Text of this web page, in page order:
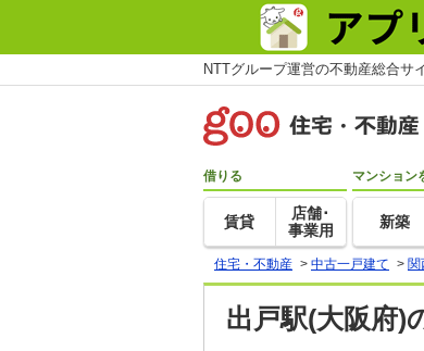
NTTグループ運営の不動産総合サ
借りる
賃貸
店舗･
事業用
マンション
新築
住宅・不動産 > 中古一戸建て > 関
出戸駅(大阪府)